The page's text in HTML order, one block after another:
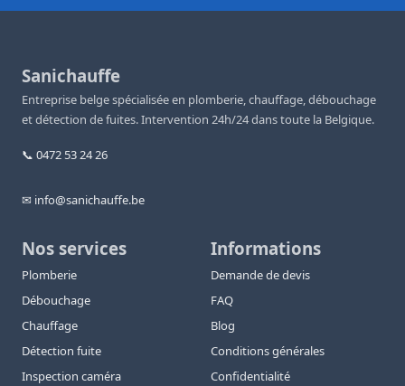
Sanichauffe
Entreprise belge spécialisée en plomberie, chauffage, débouchage
et détection de fuites. Intervention 24h/24 dans toute la Belgique.
📞 0472 53 24 26
✉ info@sanichauffe.be
Nos services
Plomberie
Débouchage
Chauffage
Détection fuite
Inspection caméra
Informations
Demande de devis
FAQ
Blog
Conditions générales
Confidentialité